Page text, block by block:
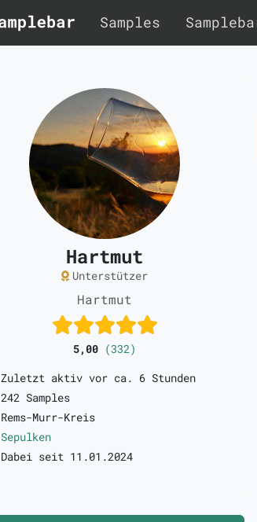
Samples
Hartmut
Unterstützer
Hartmut
5,00 (332)
Zuletzt aktiv vor ca. 6 Stunden
242 Samples
Rems-Murr-Kreis
Sepulken
Dabei seit 11.01.2024